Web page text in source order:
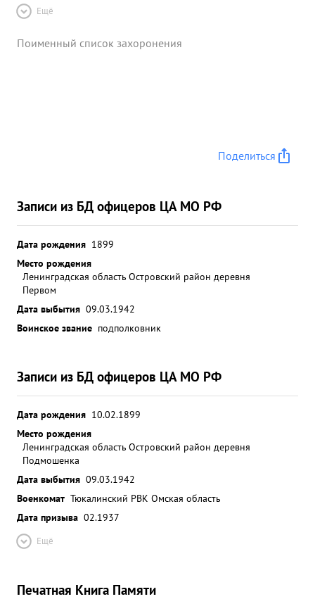
Ещё
Поименный список захоронения
Поделиться
Записи из БД офицеров ЦА МО РФ
Дата рождения 1899
Место рождения
Ленинградская область Островский район деревня
Первом
Дата выбытия 09.03.1942
Воинское звание подполковник
Записи из БД офицеров ЦА МО РФ
Дата рождения 10.02.1899
Место рождения
Ленинградская область Островский район деревня
Подмошенка
Дата выбытия 09.03.1942
Военкомат Тюкалинский РВК Омская область
Дата призыва 02.1937
Ещё
Печатная Книга Памяти